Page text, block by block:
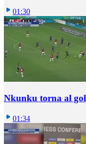
01:30
Nkunku torna al gol
01:34